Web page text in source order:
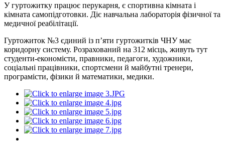
У гуртожитку працює перукарня, є спортивна кімната і
кімната самопідготовки. Діє навчальна лабораторія фізичної та
медичної реабілітації.
Гуртожиток №3 єдиний із п’яти гуртожитків ЧНУ має
коридорну систему. Розрахований на 312 місць, живуть тут
студенти-економісти, правники, педагоги, художники,
соціальні працівники, спортсмени й майбутні тренери,
програмісти, фізики й математики, медики.